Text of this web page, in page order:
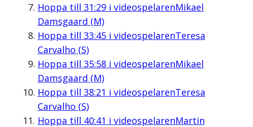
Hoppa till 31:29i videospelarenMikael
Damsgaard (M)
Hoppa till 33:45i videospelarenTeresa
Carvalho (S)
Hoppa till 35:58i videospelarenMikael
Damsgaard (M)
Hoppa till 38:21 i videospelarenTeresa
Carvalho (S)
Hoppa till 40:41 i videospelarenMartin